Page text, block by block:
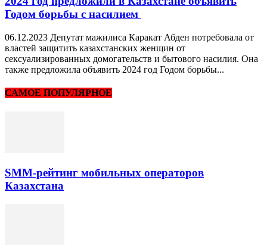
Годом борьбы с насилием
06.12.2023 Депутат мажилиса Каракат Абден потребовала от
властей защитить казахстанских женщин от
сексуализированных домогательств и бытового насилия. Она
также предложила объявить 2024 год Годом борьбы...
САМОЕ ПОПУЛЯРНОЕ
SMM-рейтинг мобильных операторов
Казахстана